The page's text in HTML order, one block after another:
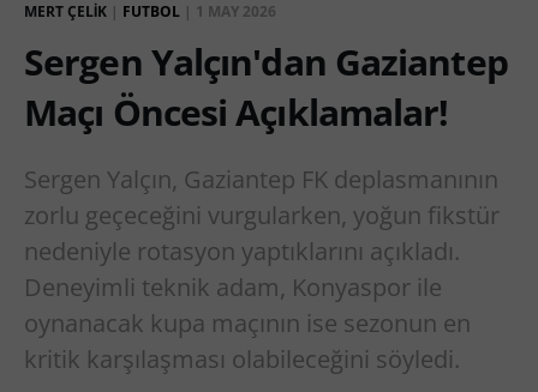
MERT ÇELIK | FUTBOL | 1 MAY 2026
Sergen Yalçın'dan Gaziantep
Maçı Öncesi Açıklamalar!
Sergen Yalçın, Gaziantep FK deplasmanının
zorlu geçeceğini vurgularken, yoğun fikstür
nedeniyle rotasyon yaptıklarını açıkladı.
Deneyimli teknik adam, Konyaspor ile
oynanacak kupa maçının ise sezonun en
kritik karşılaşması olabileceğini söyledi.